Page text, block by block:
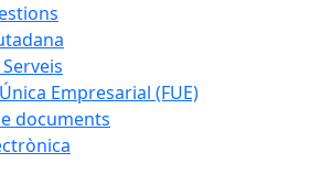
Empresarial (FUE)
documents